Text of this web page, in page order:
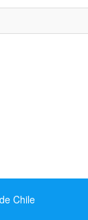
Chile